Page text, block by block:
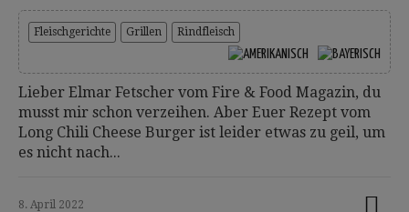
Fleischgerichte Grillen Rindfleisch
Lieber Elmar Fetscher vom Fire & Food Magazin, du
musst mir schon verzeihen. Aber Euer Rezept vom
Long Chili Cheese Burger ist leider etwas zu geil, um
es nicht nach...
8. April 2022